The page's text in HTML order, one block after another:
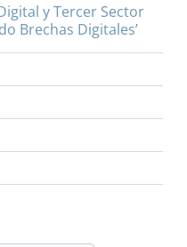
y Tercer Sector
Brechas Digitales’